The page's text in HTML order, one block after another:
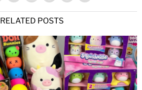
RELATED POSTS